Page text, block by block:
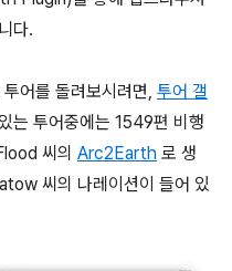
다.
어를 돌려보시려면, 투어 갤
는 투어중에는 1549편 비행
씨의 Arc2Earth 로 생
씨의 나레이션이 들어 있